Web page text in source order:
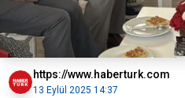
https://www.haberturk.com
13 Eylül 2025 14:37